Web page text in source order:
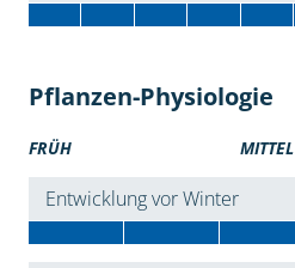
Pflanzen-Physiologie
FRÜH MITTEL
Entwicklung vor Winter